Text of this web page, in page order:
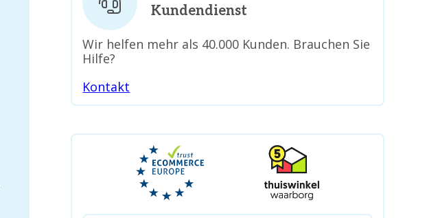
Kundendienst
Wir helfen mehr als 40.000 Kunden. Brauchen Sie
Hilfe?
Kontakt